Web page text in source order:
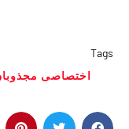
Tags
اختصاصى